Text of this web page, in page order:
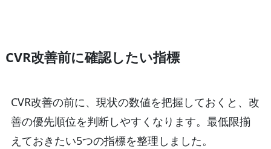
CVR改善前に確認したい指標
CVR改善の前に、現状の数値を把握しておくと、改
善の優先順位を判断しやすくなります。最低限揃
えておきたい5つの指標を整理しました。